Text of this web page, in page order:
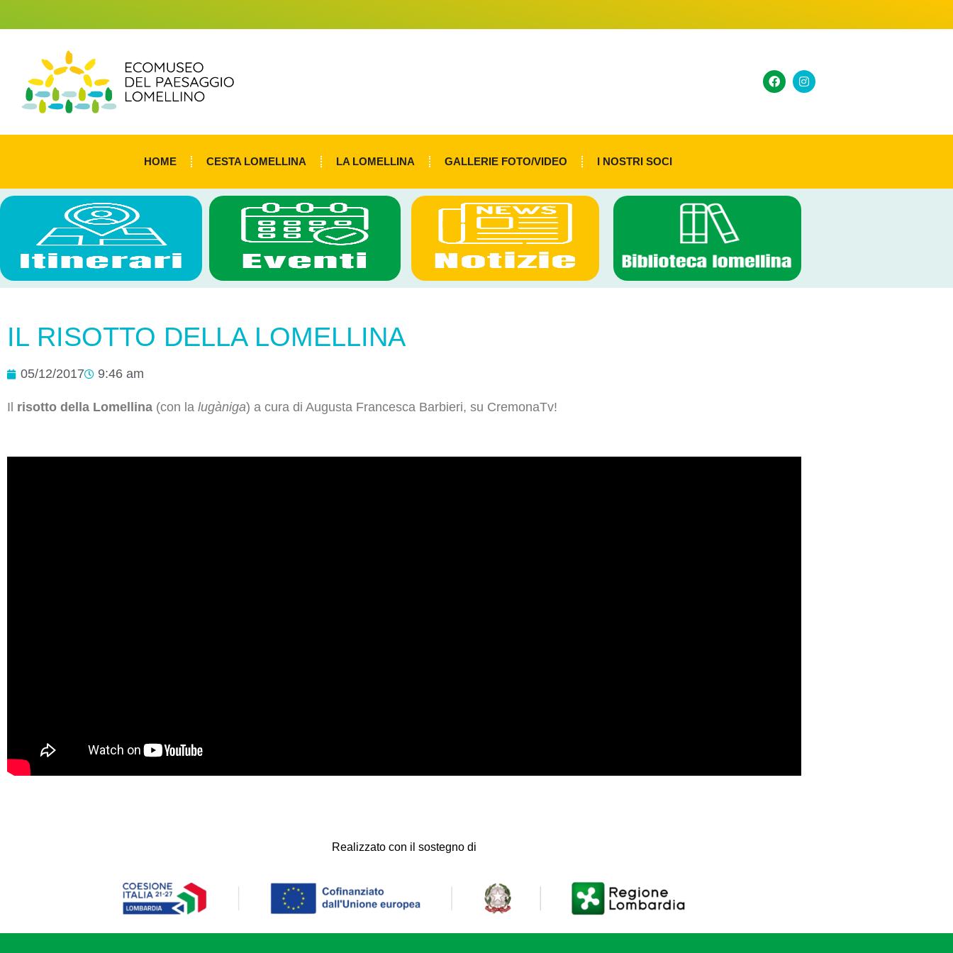
HOME CESTA LOMELLINA LA LOMELLINA GALLERIE FOTO/VIDEO I NOSTRI SOCI
IL RISOTTO DELLA LOMELLINA
05/12/2017 9:46 am
Il risotto della Lomellina (con la lugàniga) a cura di Augusta Francesca Barbieri, su CremonaTv!
Realizzato con il sostegno di